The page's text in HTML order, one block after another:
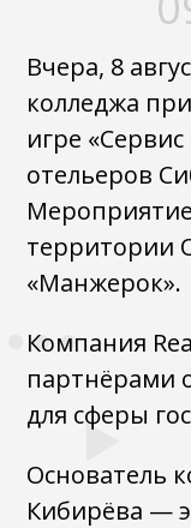
Вчера, 8
колледжа
игре
отельеров
территории
«Манжерок».
Компания
партнёрами
для сферы
Основатель
Кибирёва —